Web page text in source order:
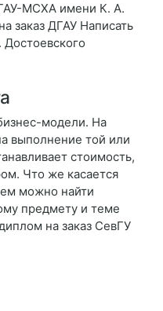
МСХА имени К. А.
заказ ДГАУ Написать
модели. На
выполнение той или
стоимость,
Что же касается
можно найти
предмету и теме
на заказ СевГУ